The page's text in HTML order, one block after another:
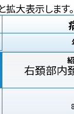
大表示します。
右頚部内